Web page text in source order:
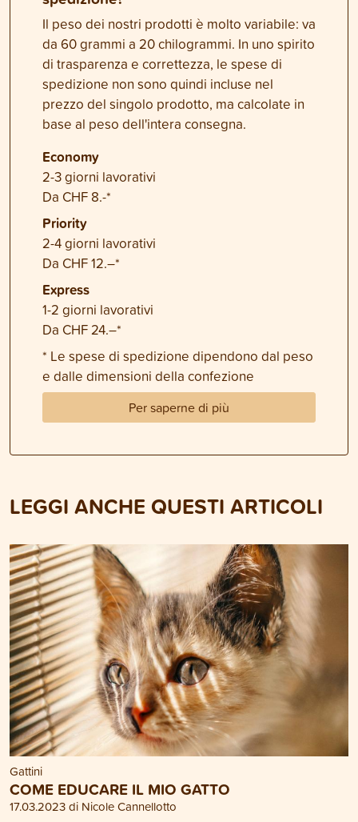
Il peso dei nostri prodotti è molto variabile: va
da 60 grammi a 20 chilogrammi. In uno spirito
di trasparenza e correttezza, le spese di
spedizione non sono quindi incluse nel
prezzo del singolo prodotto, ma calcolate in
base al peso dell'intera consegna.
Economy
2-3 giorni lavorativi
Da CHF 8.-*
Priority
2-4 giorni lavorativi
Da CHF 12.–*
Express
1-2 giorni lavorativi
Da CHF 24.–*
* Le spese di spedizione dipendono dal peso
e dalle dimensioni della confezione
Per saperne di più
LEGGI ANCHE QUESTI ARTICOLI
Gattini
COME EDUCARE IL MIO GATTO
17.03.2023 di Nicole Cannellotto